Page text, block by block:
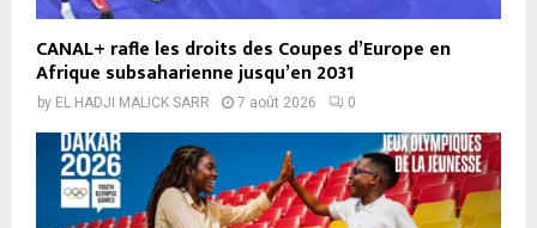
CANAL+ rafle les droits des Coupes d’Europe en
Afrique subsaharienne jusqu’en 2031
by EL HADJI MALICK SARR 7 août 2026 0